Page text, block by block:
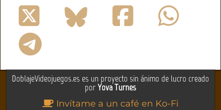
DoblajeVideojuegos.es es un proyecto sin ánimo de lucro creado
porYova Turnes
Invítame a un café en Ko-Fi